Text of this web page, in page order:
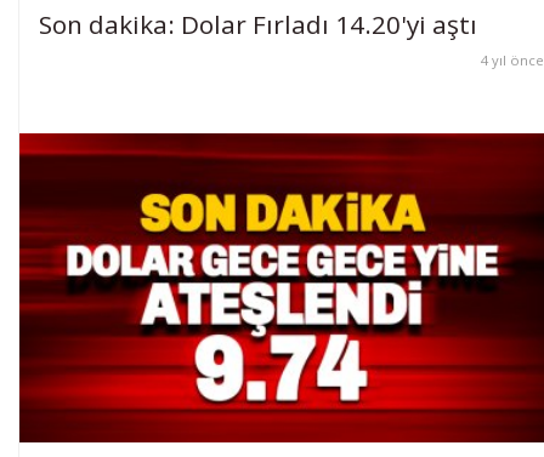
Son dakika: Dolar Fırladı 14.20'yi aştı
4 yıl önce